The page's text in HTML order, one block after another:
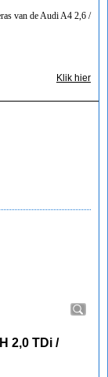
van de Audi A4 2,6 /
Klik hier
2,0 TDi /